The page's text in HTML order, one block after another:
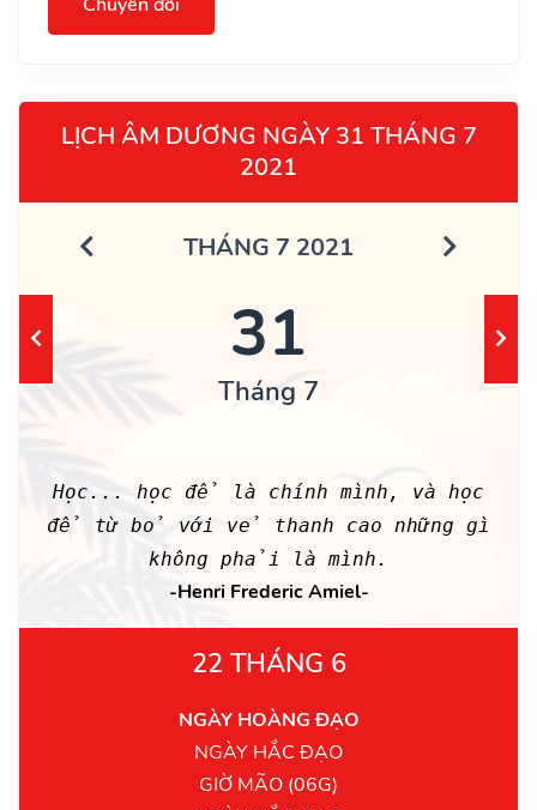
LỊCH ÂM DƯƠNG NGÀY 31 THÁNG 7
2021
THÁNG 7 2021
31
Tháng 7
Học... học để là chính mình, và học
để từ bỏ với vẻ thanh cao những gì
không phải là mình.
-Henri Frederic Amiel-
22 THÁNG 6
NGÀY HOÀNG ĐẠO
NGÀY HẮC ĐẠO
GIỜ MÃO (06G)